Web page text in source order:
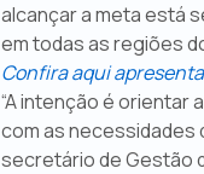
alcançar a meta está
em todas as regiões
Confira aqui
“A intenção é orientar
com as necessidades
secretário de Gestão